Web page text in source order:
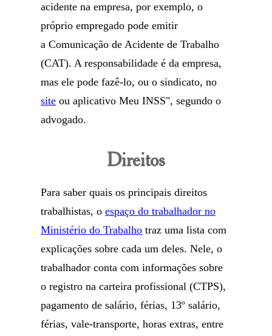
acidente na empresa, por exemplo, o
próprio empregado pode emitir
a Comunicação de Acidente de Trabalho
(CAT). A responsabilidade é da empresa,
mas ele pode fazê-lo, ou o sindicato, no
site ou aplicativo Meu INSS", segundo o
advogado.
Direitos
Para saber quais os principais direitos
trabalhistas, oespaço do trabalhador no
Ministério do Trabalho traz uma lista com
explicações sobre cada um deles. Nele, o
trabalhador conta com informações sobre
o registro na carteira profissional (CTPS),
pagamento de salário, férias, 13º salário,
férias, vale-transporte, horas extras, entre